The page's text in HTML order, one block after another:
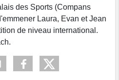
des Sports (Compans
Laura, Evan et Jean
de niveau international.